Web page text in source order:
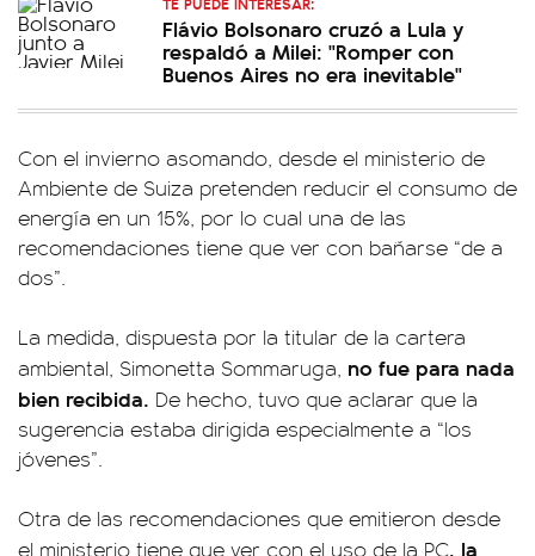
Flávio Bolsonaro cruzó a Lula y
respaldó a Milei: "Romper con
Buenos Aires no era inevitable"
Con el invierno asomando, desde el ministerio de
Ambiente de Suiza pretenden reducir el consumo de
energía en un 15%, por lo cual una de las
recomendaciones tiene que ver con bañarse “de a
dos”.
La medida, dispuesta por la titular de la cartera
ambiental, Simonetta Sommaruga, no fue para nada
bien recibida. De hecho, tuvo que aclarar que la
sugerencia estaba dirigida especialmente a “los
jóvenes”.
Otra de las recomendaciones que emitieron desde
el ministerio tiene que ver con el uso de la PC, la